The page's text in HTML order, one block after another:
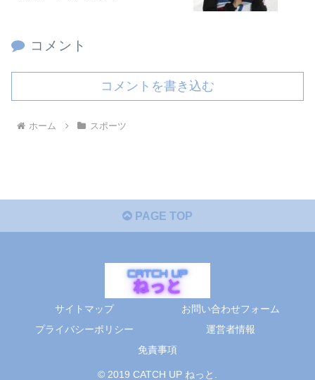
コメント
コメントを書き込む
ホーム スポーツ
PAGE TOP
サイトマップ
お問い合わせフォーム
プライバシーポリシー
運営者情報
免責事項
© 2019 CATCH UP ねっと.